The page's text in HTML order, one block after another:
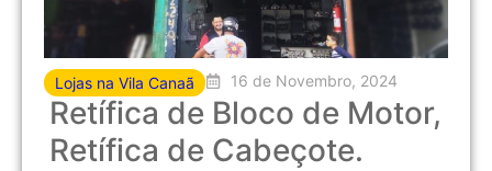
Lojas na Vila Canaã 16 de Novembro, 2024
Retífica de Bloco de Motor,
Retífica de Cabeçote.